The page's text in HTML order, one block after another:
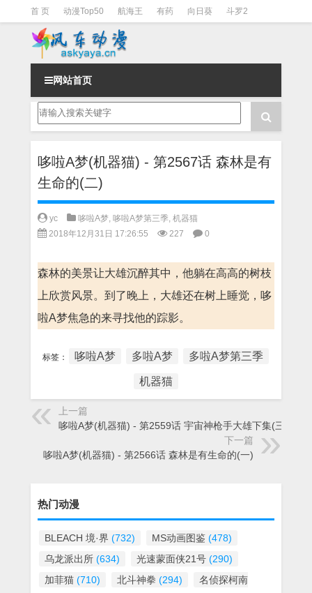
首 页 动漫Top50 航海王 有药 向日葵 斗罗2
斗罗3 火影 一拳超人
网站首页
哆啦A梦(机器猫) - 第2567话 森林是有
生命的(二)
yc 哆啦A梦, 哆啦A梦第三季, 机器猫
2018年12月31日 17:26:55
227 0
森林的美景让大雄沉醉其中，他躺在高高的树枝
上欣赏风景。到了晚上，大雄还在树上睡觉，哆
啦A梦焦急的来寻找他的踪影。
标签： 哆啦A梦 多啦A梦 多啦A梦第三季
机器猫
上一篇
哆啦A梦(机器猫) - 第2559话 宇宙神枪手大雄下集(三)
下一篇
哆啦A梦(机器猫) - 第2566话 森林是有生命的(一)
热门动漫
BLEACH 境·界 (732) MS动画图鉴 (478)
乌龙派出所 (634) 光速蒙面侠21号 (290)
加菲猫 (710) 北斗神拳 (294)
名侦探柯南